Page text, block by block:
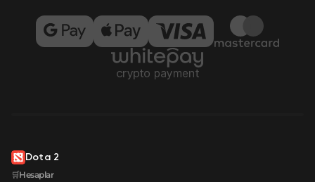
Dota 2
🛒Hesaplar